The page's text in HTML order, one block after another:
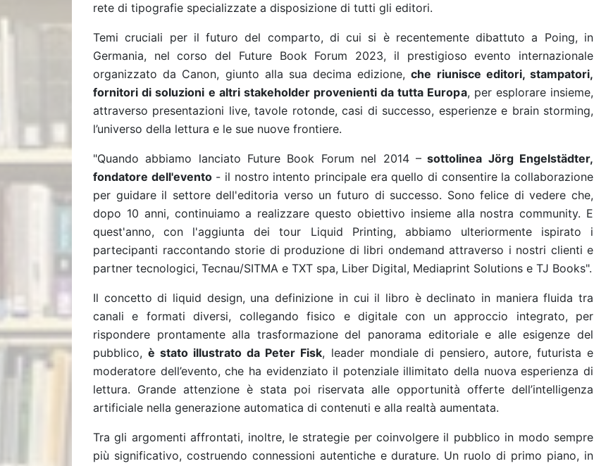
rete di tipografie specializzate a disposizione di tutti gli editori.
Temi cruciali per il futuro del comparto, di cui si è recentemente dibattuto a Poing, in
Germania, nel corso del Future Book Forum 2023, il prestigioso evento internazionale
organizzato da Canon, giunto alla sua decima edizione,che riunisce editori, stampatori,
fornitori di soluzioni e altri stakeholder provenienti da tutta Europa, per esplorare insieme,
attraverso presentazioni live, tavole rotonde, casi di successo, esperienze e brain storming,
l’universo della lettura e le sue nuove frontiere.
"Quando abbiamo lanciato Future Book Forum nel 2014 –sottolinea Jörg Engelstädter,
fondatore dell'evento- il nostro intento principale era quello di consentire la collaborazione
per guidare il settore dell'editoria verso un futuro di successo. Sono felice di vedere che,
dopo 10 anni, continuiamo a realizzare questo obiettivo insieme alla nostra community. E
quest'anno, con l'aggiunta dei tour Liquid Printing, abbiamo ulteriormente ispirato i
partecipanti raccontando storie di produzione di libri ondemand attraverso i nostri clienti e
partner tecnologici, Tecnau/SITMA e TXT spa, Liber Digital, Mediaprint Solutions e TJ Books".
Il concetto di liquid design, una definizione in cui il libro è declinato in maniera fluida tra
canali e formati diversi, collegando fisico e digitale con un approccio integrato, per
rispondere prontamente alla trasformazione del panorama editoriale e alle esigenze del
pubblico,è stato illustrato da Peter Fisk, leader mondiale di pensiero, autore, futurista e
moderatore dell’evento, che ha evidenziato il potenziale illimitato della nuova esperienza di
lettura. Grande attenzione è stata poi riservata alle opportunità offerte dell’intelligenza
artificiale nella generazione automatica di contenuti e alla realtà aumentata.
Tra gli argomenti affrontati, inoltre, le strategie per coinvolgere il pubblico in modo sempre
più significativo, costruendo connessioni autentiche e durature. Un ruolo di primo piano, in